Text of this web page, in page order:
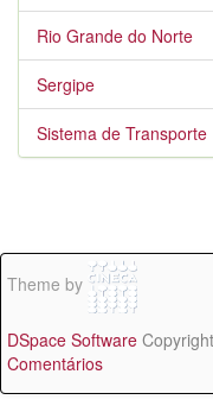
Rio Grande do Norte
Sergipe
Sistema de Transporte
Theme by
DSpace Software
Comentários